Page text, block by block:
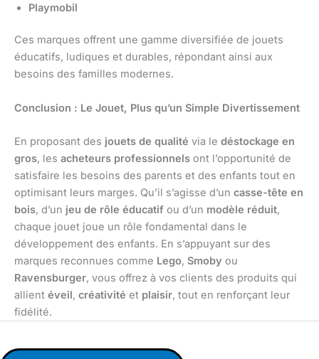
Playmobil
Ces marques offrent une gamme diversifiée de jouets
éducatifs, ludiques et durables, répondant ainsi aux
besoins des familles modernes.
Conclusion : Le Jouet, Plus qu’un Simple Divertissement
En proposant des jouets de qualité via le déstockage en
gros, les acheteurs professionnels ont l’opportunité de
satisfaire les besoins des parents et des enfants tout en
optimisant leurs marges. Qu’il s’agisse d’un casse-tête en
bois, d’un jeu de rôle éducatif ou d’un modèle réduit,
chaque jouet joue un rôle fondamental dans le
développement des enfants. En s’appuyant sur des
marques reconnues comme Lego, Smoby ou
Ravensburger, vous offrez à vos clients des produits qui
allient éveil, créativité et plaisir, tout en renforçant leur
fidélité.